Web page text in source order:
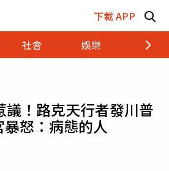
下載 APP
社會 娛樂 財經
議！路克天行者發川普
怒：病態的人